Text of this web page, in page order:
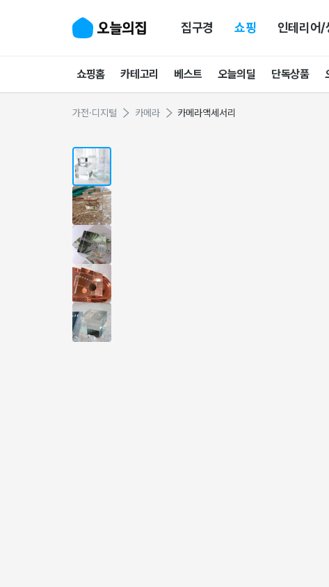
집구경 쇼핑 인테리어/
쇼핑홈 카테고리 베스트 오늘의딜 단독상품
가전·디지털 카메라 카메라액세서리